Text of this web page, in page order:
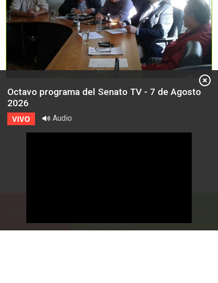
Entre Ríos
Octavo programa del Senato TV - 7 de Agosto
2026
VIVO Audio